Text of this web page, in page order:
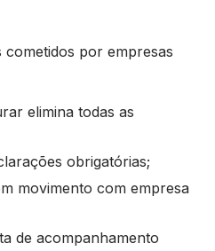
por empresas
elimina todas as
obrigatórias;
movimento com empresa
de acompanhamento